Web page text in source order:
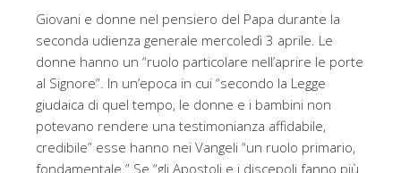
Giovani e donne nel pensiero del Papa durante la
seconda udienza generale mercoledì 3 aprile. Le
donne hanno un “ruolo particolare nell’aprire le porte
al Signore”. In un’epoca in cui “secondo la Legge
giudaica di quel tempo, le donne e i bambini non
potevano rendere una testimonianza affidabile,
credibile” esse hanno nei Vangeli “un ruolo primario,
fondamentale.” Se “gli Apostoli e i discepoli fanno più